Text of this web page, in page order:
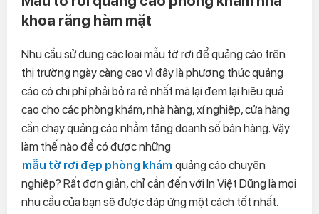
khoa răng hàm mặt
Nhu cầu sử dụng các loại mẫu tờ rơi để quảng cáo trên
thị trường ngày càng cao vì đây là phương thức quảng
cáo có chi phí phải bỏ ra rẻ nhất mà lại đem lại hiệu quả
cao cho các phòng khám, nhà hàng, xí nghiệp, cửa hàng
cần chạy quảng cáo nhằm tăng doanh số bán hàng. Vậy
làm thế nào để có được những
mẫu tờ rơi đẹp phòng khám quảng cáo chuyên
nghiệp? Rất đơn giản, chỉ cần đến với In Việt Dũng là mọi
nhu cầu của bạn sẽ được đáp ứng một cách tốt nhất.